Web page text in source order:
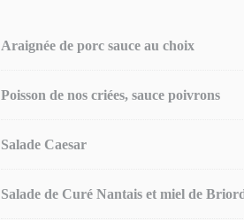
Araignée de porc sauce au choix
Poisson de nos criées, sauce poivrons
Salade Caesar
Salade de Curé Nantais et miel de